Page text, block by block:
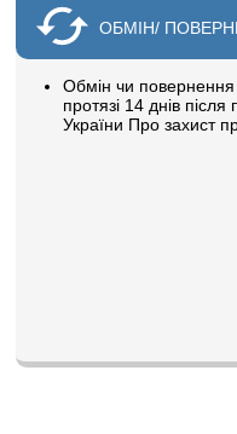
ОБМІН/
Обмін чи повернення
протязі 14 днів після
України Про захист